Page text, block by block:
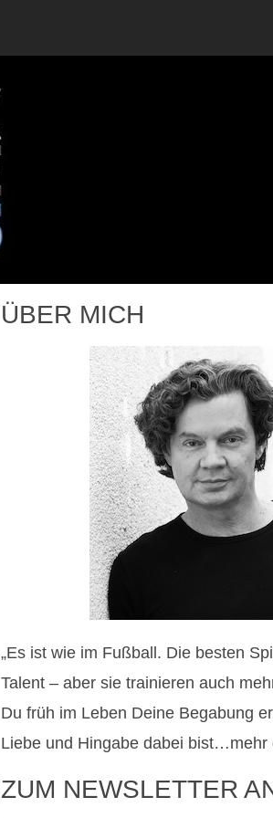
ÜBER MICH
„Es ist wie im Fußball. Die besten
Talent – aber sie trainieren auch
Du früh im Leben Deine Begabung
Liebe und Hingabe dabei bist…mehr
ZUM NEWSLETTER